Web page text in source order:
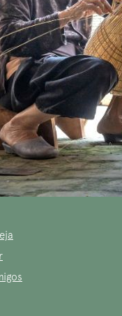
parte en cuartos y
condimentos.
gruesas.
córtala en
(reservando las